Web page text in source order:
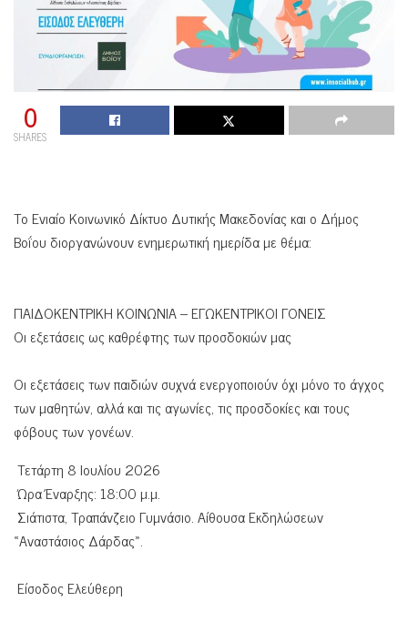
0
SHARES
Το Ενιαίο Κοινωνικό Δίκτυο Δυτικής Μακεδονίας και ο Δήμος
Βοΐου διοργανώνουν ενημερωτική ημερίδα με θέμα:
ΠΑΙΔΟΚΕΝΤΡΙΚΗ ΚΟΙΝΩΝΙΑ – ΕΓΩΚΕΝΤΡΙΚΟΙ ΓΟΝΕΙΣ
Οι εξετάσεις ως καθρέφτης των προσδοκιών μας
Οι εξετάσεις των παιδιών συχνά ενεργοποιούν όχι μόνο το άγχος
των μαθητών, αλλά και τις αγωνίες, τις προσδοκίες και τους
φόβους των γονέων.
Τετάρτη 8 Ιουλίου 2026
Ώρα Έναρξης: 18:00 μ.μ.
Σιάτιστα, Τραπάνζειο Γυμνάσιο. Αίθουσα Εκδηλώσεων
«Αναστάσιος Δάρδας».
Είσοδος Ελεύθερη